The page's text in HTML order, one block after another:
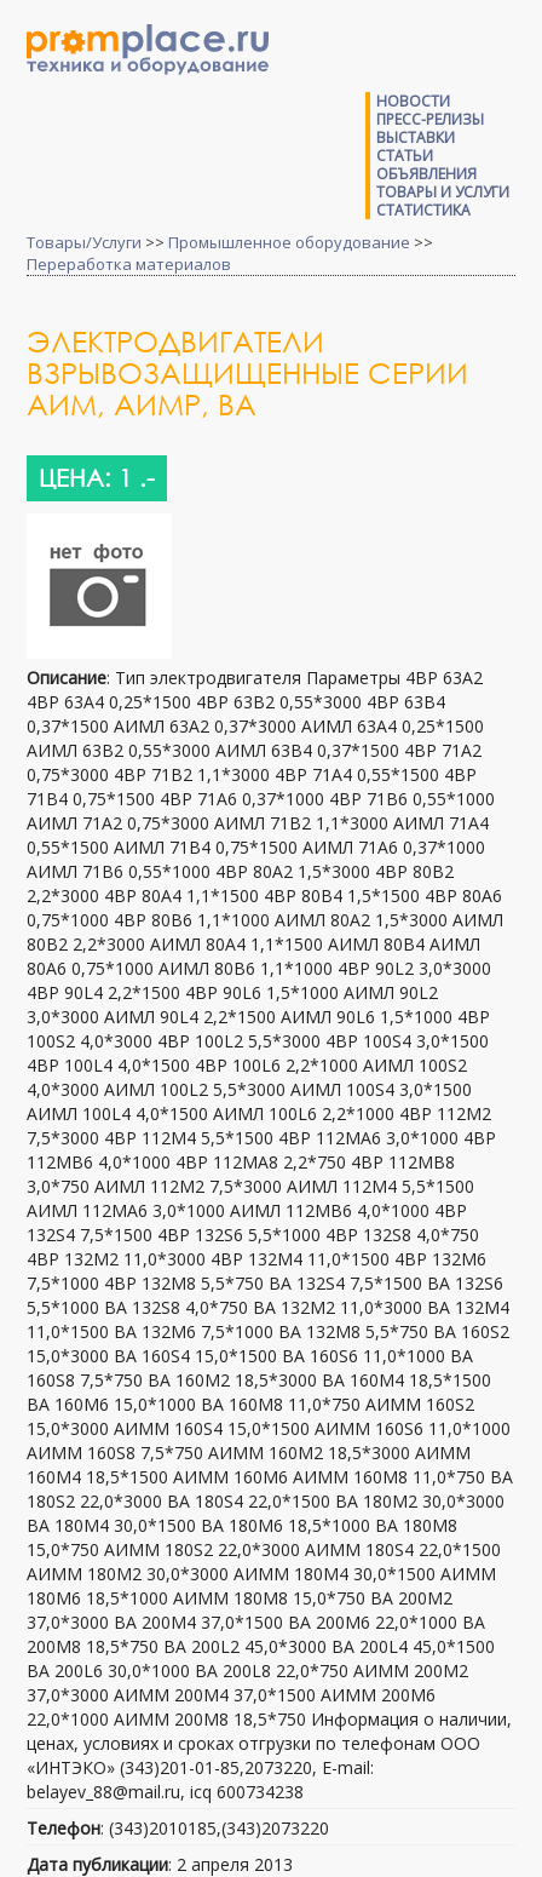
НОВОСТИ
ПРЕСС-РЕЛИЗЫ
ВЫСТАВКИ
СТАТЬИ
ОБЪЯВЛЕНИЯ
ТОВАРЫ И УСЛУГИ
СТАТИСТИКА
Товары/Услуги >> Промышленное оборудование >>
Переработка материалов
ЭЛЕКТРОДВИГАТЕЛИ
ВЗРЫВОЗАЩИЩЕННЫЕ СЕРИИ
АИМ, АИМР, ВА
ЦЕНА: 1 .-
Описание: Тип электродвигателя Параметры 4ВР 63А2
4ВР 63А4 0,25*1500 4ВР 63В2 0,55*3000 4ВР 63В4
0,37*1500 АИМЛ 63А2 0,37*3000 АИМЛ 63А4 0,25*1500
АИМЛ 63В2 0,55*3000 АИМЛ 63В4 0,37*1500 4ВР 71А2
0,75*3000 4ВР 71В2 1,1*3000 4ВР 71А4 0,55*1500 4ВР
71В4 0,75*1500 4ВР 71А6 0,37*1000 4ВР 71В6 0,55*1000
АИМЛ 71А2 0,75*3000 АИМЛ 71В2 1,1*3000 АИМЛ 71А4
0,55*1500 АИМЛ 71В4 0,75*1500 АИМЛ 71А6 0,37*1000
АИМЛ 71В6 0,55*1000 4ВР 80А2 1,5*3000 4ВР 80В2
2,2*3000 4ВР 80А4 1,1*1500 4ВР 80В4 1,5*1500 4ВР 80А6
0,75*1000 4ВР 80В6 1,1*1000 АИМЛ 80А2 1,5*3000 АИМЛ
80В2 2,2*3000 АИМЛ 80А4 1,1*1500 АИМЛ 80В4 АИМЛ
80А6 0,75*1000 АИМЛ 80В6 1,1*1000 4ВР 90L2 3,0*3000
4ВР 90L4 2,2*1500 4ВР 90L6 1,5*1000 АИМЛ 90L2
3,0*3000 АИМЛ 90L4 2,2*1500 АИМЛ 90L6 1,5*1000 4ВР
100S2 4,0*3000 4ВР 100L2 5,5*3000 4ВР 100S4 3,0*1500
4ВР 100L4 4,0*1500 4ВР 100L6 2,2*1000 АИМЛ 100S2
4,0*3000 АИМЛ 100L2 5,5*3000 АИМЛ 100S4 3,0*1500
АИМЛ 100L4 4,0*1500 АИМЛ 100L6 2,2*1000 4ВР 112М2
7,5*3000 4ВР 112М4 5,5*1500 4ВР 112МА6 3,0*1000 4ВР
112МВ6 4,0*1000 4ВР 112МА8 2,2*750 4ВР 112МВ8
3,0*750 АИМЛ 112М2 7,5*3000 АИМЛ 112М4 5,5*1500
АИМЛ 112МА6 3,0*1000 АИМЛ 112МВ6 4,0*1000 4ВР
132S4 7,5*1500 4ВР 132S6 5,5*1000 4ВР 132S8 4,0*750
4ВР 132М2 11,0*3000 4ВР 132М4 11,0*1500 4ВР 132М6
7,5*1000 4ВР 132М8 5,5*750 ВА 132S4 7,5*1500 ВА 132S6
5,5*1000 ВА 132S8 4,0*750 ВА 132М2 11,0*3000 ВА 132М4
11,0*1500 ВА 132М6 7,5*1000 ВА 132М8 5,5*750 ВА 160S2
15,0*3000 ВА 160S4 15,0*1500 ВА 160S6 11,0*1000 ВА
160S8 7,5*750 ВА 160M2 18,5*3000 ВА 160M4 18,5*1500
ВА 160M6 15,0*1000 ВА 160M8 11,0*750 АИММ 160S2
15,0*3000 АИММ 160S4 15,0*1500 АИММ 160S6 11,0*1000
АИММ 160S8 7,5*750 АИММ 160M2 18,5*3000 АИММ
160M4 18,5*1500 АИММ 160M6 АИММ 160M8 11,0*750 ВА
180S2 22,0*3000 ВА 180S4 22,0*1500 ВА 180M2 30,0*3000
ВА 180M4 30,0*1500 ВА 180M6 18,5*1000 ВА 180M8
15,0*750 АИММ 180S2 22,0*3000 АИММ 180S4 22,0*1500
АИММ 180M2 30,0*3000 АИММ 180M4 30,0*1500 АИММ
180M6 18,5*1000 АИММ 180M8 15,0*750 ВА 200M2
37,0*3000 ВА 200M4 37,0*1500 ВА 200M6 22,0*1000 ВА
200M8 18,5*750 ВА 200L2 45,0*3000 ВА 200L4 45,0*1500
ВА 200L6 30,0*1000 ВА 200L8 22,0*750 АИММ 200M2
37,0*3000 АИММ 200M4 37,0*1500 АИММ 200M6
22,0*1000 АИММ 200M8 18,5*750 Информация о наличии,
ценах, условиях и сроках отгрузки по телефонам ООО
«ИНТЭКО» (343)201-01-85,2073220, E-mail:
belayev_88@mail.ru, icq 600734238
Телефон: (343)2010185,(343)2073220
Дата публикации: 2 апреля 2013